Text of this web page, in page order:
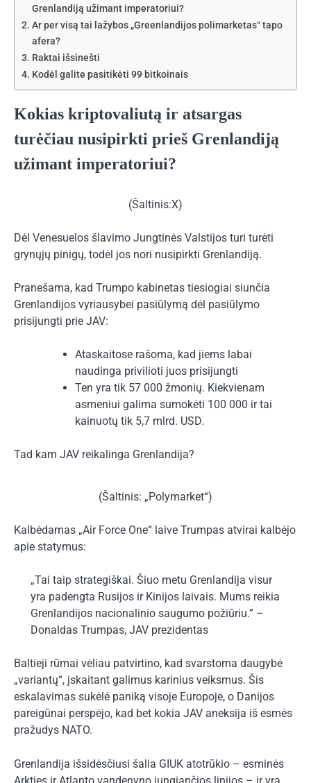
Grenlandiją užimant imperatoriui?
Ar per visą tai lažybos „Greenlandijos polimarketas“ tapo
afera?
Raktai išsinešti
Kodėl galite pasitikėti 99 bitkoinais
Kokias kriptovaliutą ir atsargas
turėčiau nusipirkti prieš Grenlandiją
užimant imperatoriui?
(Šaltinis:X)
Dėl Venesuelos šlavimo Jungtinės Valstijos turi turėti
grynųjų pinigų, todėl jos nori nusipirkti Grenlandiją.
Pranešama, kad Trumpo kabinetas tiesiogiai siunčia
Grenlandijos vyriausybei pasiūlymą dėl pasiūlymo
prisijungti prie JAV:
Ataskaitose rašoma, kad jiems labai
naudinga privilioti juos prisijungti
Ten yra tik 57 000 žmonių. Kiekvienam
asmeniui galima sumokėti 100 000 ir tai
kainuotų tik 5,7 mlrd. USD.
Tad kam JAV reikalinga Grenlandija?
(Šaltinis: „Polymarket“)
Kalbėdamas „Air Force One“ laive Trumpas atvirai kalbėjo
apie statymus:
„Tai taip strategiškai. Šiuo metu Grenlandija visur
yra padengta Rusijos ir Kinijos laivais. Mums reikia
Grenlandijos nacionalinio saugumo požiūriu.” –
Donaldas Trumpas, JAV prezidentas
Baltieji rūmai vėliau patvirtino, kad svarstoma daugybė
„variantų“, įskaitant galimus karinius veiksmus. Šis
eskalavimas sukėlė paniką visoje Europoje, o Danijos
pareigūnai perspėjo, kad bet kokia JAV aneksija iš esmės
pražudys NATO.
Grenlandija išsidėsčiusi šalia GIUK atotrūkio – esminės
Arkties ir Atlanto vandenyno jungiančios linijos – ir yra